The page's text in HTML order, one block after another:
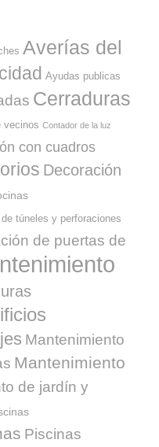
Averías del
Ayudas publicas
Cerraduras
vecinos Contador de la luz
con cuadros
Decoración
túneles y perforaciones
de puertas de
Mantenimiento
Mantenimiento
de jardín y
Piscinas